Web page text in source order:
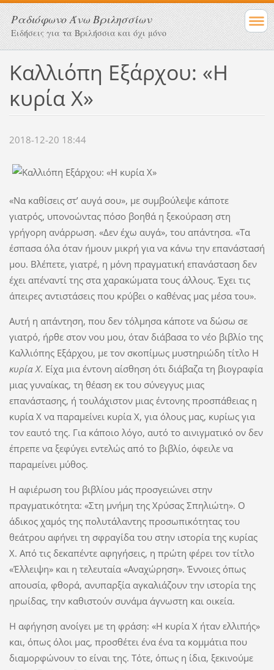
Ραδιόφωνο Άνω Βριλησσίων
Ειδήσεις για τα Βριλήσσια και όχι μόνο
Καλλιόπη Εξάρχου: «Η
κυρία Χ»
2018-12-20 18:44
«Να καθίσεις στ’ αυγά σου», με συμβούλεψε κάποτε
γιατρός, υπονοώντας πόσο βοηθά η ξεκούραση στη
γρήγορη ανάρρωση. «Δεν έχω αυγά», του απάντησα. «Τα
έσπασα όλα όταν ήμουν μικρή για να κάνω την επανάστασή
μου. Βλέπετε, γιατρέ, η μόνη πραγματική επανάσταση δεν
έχει απέναντί της στα χαρακώματα τους άλλους. Έχει τις
άπειρες αντιστάσεις που κρύβει ο καθένας μας μέσα του».
Αυτή η απάντηση, που δεν τόλμησα κάποτε να δώσω σε
γιατρό, ήρθε στον νου μου, όταν διάβασα το νέο βιβλίο της
Καλλιόπης Εξάρχου, με τον σκοπίμως μυστηριώδη τίτλο Η
κυρία Χ. Είχα μια έντονη αίσθηση ότι διάβαζα τη βιογραφία
μιας γυναίκας, τη θέαση εκ του σύνεγγυς μιας
επανάστασης, ή τουλάχιστον μιας έντονης προσπάθειας η
κυρία Χ να παραμείνει κυρία Χ, για όλους μας, κυρίως για
τον εαυτό της. Για κάποιο λόγο, αυτό το αινιγματικό ον δεν
έπρεπε να ξεφύγει εντελώς από το βιβλίο, όφειλε να
παραμείνει μύθος.
Η αφιέρωση του βιβλίου μάς προσγειώνει στην
πραγματικότητα: «Στη μνήμη της Χρύσας Σπηλιώτη». Ο
άδικος χαμός της πολυτάλαντης προσωπικότητας του
θεάτρου αφήνει τη σφραγίδα του στην ιστορία της κυρίας
Χ. Από τις δεκαπέντε αφηγήσεις, η πρώτη φέρει τον τίτλο
«Έλλειψη» και η τελευταία «Αναχώρηση». Έννοιες όπως
απουσία, φθορά, ανυπαρξία αγκαλιάζουν την ιστορία της
ηρωίδας, την καθιστούν συνάμα άγνωστη και οικεία.
Η αφήγηση ανοίγει με τη φράση: «Η κυρία Χ ήταν ελλιπής»
και, όπως όλοι μας, προσθέτει ένα ένα τα κομμάτια που
διαμορφώνουν το είναι της. Τότε, όπως η ίδια, ξεκινούμε